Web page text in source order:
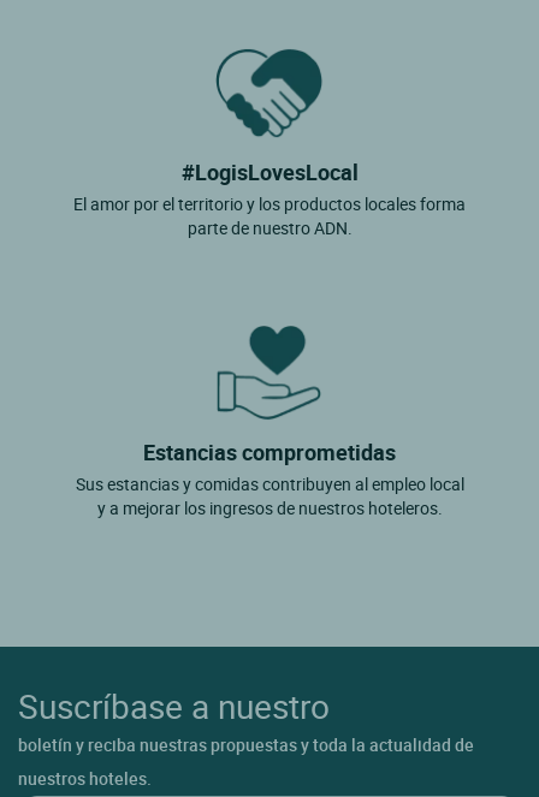
#LogisLovesLocal
El amor por el territorio y los productos locales forma
parte de nuestro ADN.
Estancias comprometidas
Sus estancias y comidas contribuyen al empleo local
y a mejorar los ingresos de nuestros hoteleros.
Suscríbase a nuestro
boletín y reciba nuestras propuestas y toda la actualidad de
nuestros hoteles.